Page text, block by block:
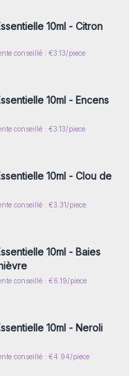
10ml - Citron
conseillé : €3.13/piece
vous ou inscrivez-
10ml - Encens
conseillé : €3.13/piece
vous ou inscrivez-
10ml - Clou de
conseillé : €3.31/piece
vous ou inscrivez-
10ml - Baies
conseillé : €6.19/piece
vous ou inscrivez-
10ml - Neroli
conseillé : €4.94/piece
vous ou inscrivez-